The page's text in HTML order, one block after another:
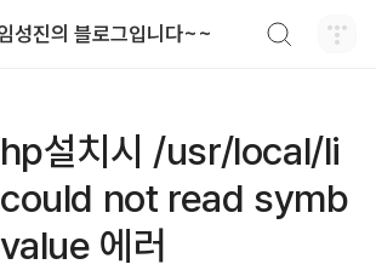
성진의 블로그입니다~~
설치시 /usr/local/li
not read symb
에러